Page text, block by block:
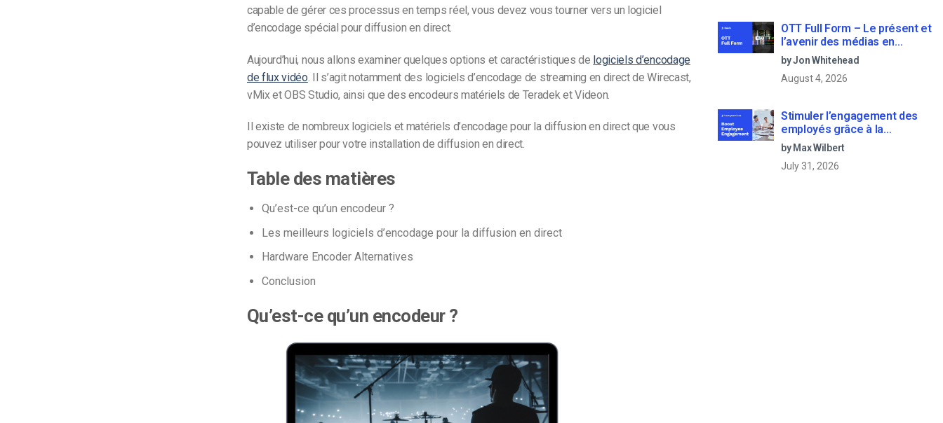
capable de gérer ces processus en temps réel, vous devez vous tourner vers un logiciel
d’encodage spécial pourdiffusion en direct.
Aujourd’hui, nous allons examiner quelques options et caractéristiques de logiciels d’encodage
de flux vidéo . Il s’agit notamment des logiciels d’encodage de streaming en direct de Wirecast,
vMix et OBS Studio, ainsi que des encodeurs matériels de Teradek et Videon.
Il existe de nombreux logiciels et matériels d’encodage pour la diffusion en direct que vous
pouvez utiliser pour votre installation de diffusion en direct.
Table des matières
Qu’est-ce qu’un encodeur ?
Les meilleurs logiciels d’encodage pour la diffusion en direct
Hardware Encoder Alternatives
Conclusion
Qu’est-ce qu’un encodeur ?
OTT Full Form – Le présent et
l’avenir des médias en
continu
by Jon Whitehead
August 4, 2026
Stimuler l’engagement des
employés grâce à la
communication d’entreprise
en direct
by Max Wilbert
July 31, 2026